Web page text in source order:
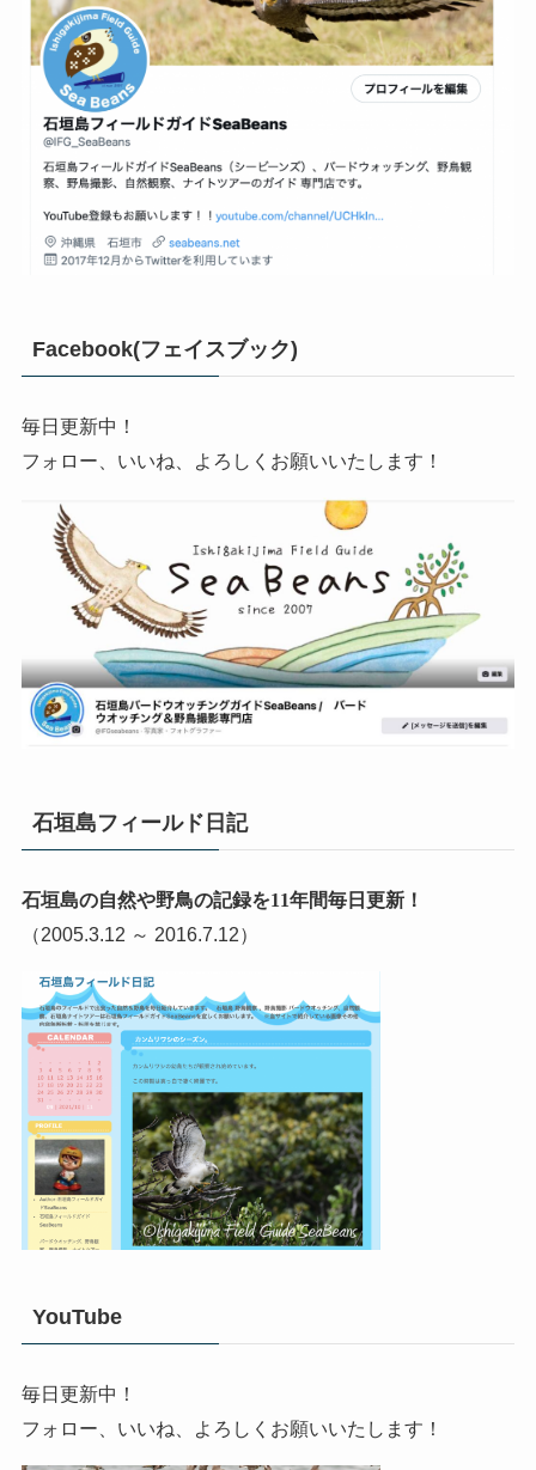
Facebook(フェイスブック)
毎日更新中！
フォロー、いいね、よろしくお願いいたします！
石垣島フィールド日記
石垣島の自然や野鳥の記録を11年間毎日更新！
（2005.3.12 ～ 2016.7.12）
YouTube
毎日更新中！
フォロー、いいね、よろしくお願いいたします！